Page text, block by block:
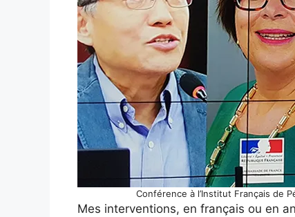
Conférence à l’Institut Français de
Mes interventions, en français ou en